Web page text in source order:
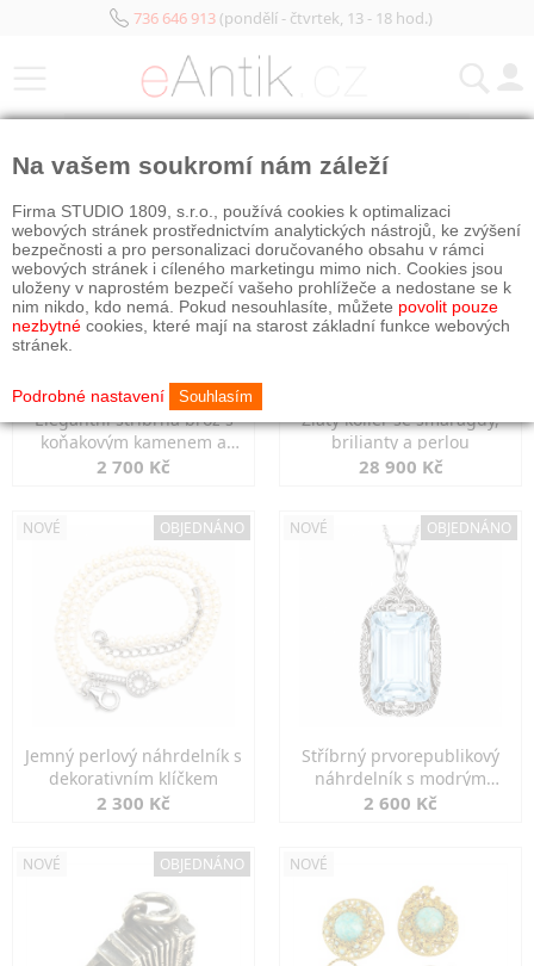
736 646 913(pondělí - čtvrtek, 13 - 18 hod.)
Elegantní stříbrná brož s
koňakovým kamenem a
markazity
2 700 Kč
Zlatý kolier se smaragdy,
brilianty a perlou
28 900 Kč
NOVÉ OBJEDNÁNO
Jemný perlový náhrdelník s
dekorativním klíčkem
2 300 Kč
NOVÉ OBJEDNÁNO
Stříbrný prvorepublikový
náhrdelník s modrým
spinelem
2 600 Kč
NOVÉ OBJEDNÁNO NOVÉ
Na vašem soukromí nám záleží
Firma STUDIO 1809, s.r.o., používá cookies k optimalizaci
webových stránek prostřednictvím analytických nástrojů, ke zvýšení
bezpečnosti a pro personalizaci doručovaného obsahu v rámci
webových stránek i cíleného marketingu mimo nich. Cookies jsou
uloženy v naprostém bezpečí vašeho prohlížeče a nedostane se k
nim nikdo, kdo nemá. Pokud nesouhlasíte, můžete povolit pouze
nezbytné cookies, které mají na starost základní funkce webových
stránek.
Podrobné nastavení Souhlasím